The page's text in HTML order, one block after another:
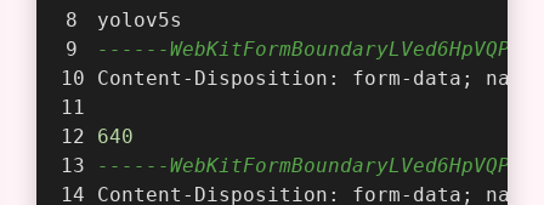
yolov5s
------
Content-Disposition: form-data;
640
------
Content-Disposition: form-data;